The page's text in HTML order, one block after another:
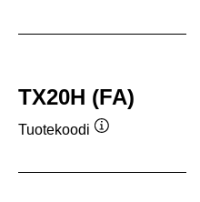
TX20H (FA)
Tuotekoodi